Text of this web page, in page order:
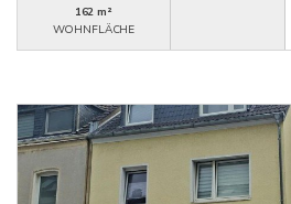
162 m²
WOHNFLÄCHE